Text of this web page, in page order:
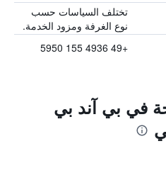
تختلف السياسات حسب
نوع الغرفة ومزود الخدمة.
+49 4936 155 5950
في بي آند بي